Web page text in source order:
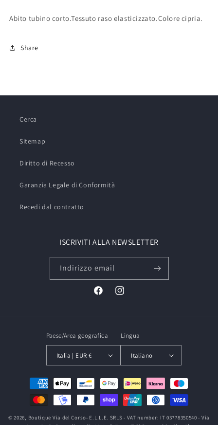
Abito tubino corto.Tessuto raso elasticizzato.Colore cipria.
Share
Cerca
Sitemap
Diritto di Recesso
Garanzia Legale di Conformità
Recedi dal contratto
ISCRIVITI ALLA NEWSLETTER
Indirizzo email
FacebookInstagram
Paese/Area geografica
Italia | EUR €
Lingua
Italiano
Metodi
pagamento
© 2026, Boutique Via del Corso- E.L.L.E. SRLS - VAT number: IT 03778350540 - Via
Antonio da Sangallo 17/B, 06034 Foligno (PG)Powered by Shopify